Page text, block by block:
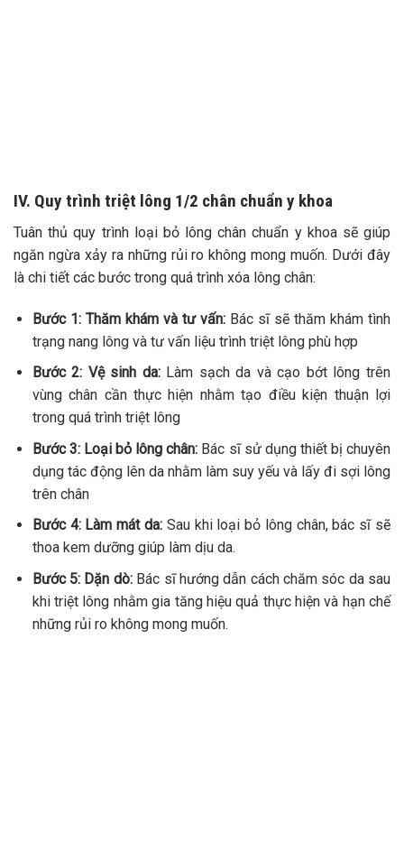
IV. Quy trình triệt lông 1/2 chân chuẩn y khoa
Tuân thủ quy trình loại bỏ lông chân chuẩn y khoa sẽ giúp
ngăn ngừa xảy ra những rủi ro không mong muốn. Dưới đây
là chi tiết các bước trong quá trình xóa lông chân:
Bước 1: Thăm khám và tư vấn:Bác sĩ sẽ thăm khám tình
trạng nang lông và tư vấn liệu trình triệt lông phù hợp
Bước 2: Vệ sinh da:Làm sạch da và cạo bớt lông trên
vùng chân cần thực hiện nhằm tạo điều kiện thuận lợi
trong quá trình triệt lông
Bước 3: Loại bỏ lông chân: Bác sĩ sử dụng thiết bị chuyên
dụng tác động lên da nhằm làm suy yếu và lấy đi sợi lông
trên chân
Bước 4: Làm mát da: Sau khi loại bỏ lông chân, bác sĩ sẽ
thoa kem dưỡng giúp làm dịu da.
Bước 5: Dặn dò: Bác sĩ hướng dẫn cách chăm sóc da sau
khi triệt lông nhằm gia tăng hiệu quả thực hiện và hạn chế
những rủi ro không mong muốn.